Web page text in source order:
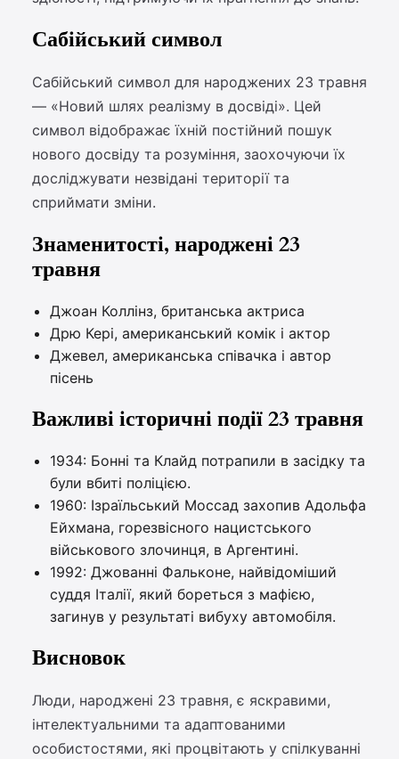
Сабійський символ
Сабійський символ для народжених 23 травня
— «Новий шлях реалізму в досвіді». Цей
символ відображає їхній постійний пошук
нового досвіду та розуміння, заохочуючи їх
досліджувати незвідані території та
сприймати зміни.
Знаменитості, народжені 23
травня
Джоан Коллінз, британська актриса
Дрю Кері, американський комік і актор
Джевел, американська співачка і автор
пісень
Важливі історичні події 23 травня
1934: Бонні та Клайд потрапили в засідку та
були вбиті поліцією.
1960: Ізраїльський Моссад захопив Адольфа
Ейхмана, горезвісного нацистського
військового злочинця, в Аргентині.
1992: Джованні Фальконе, найвідоміший
суддя Італії, який бореться з мафією,
загинув у результаті вибуху автомобіля.
Висновок
Люди, народжені 23 травня, є яскравими,
інтелектуальними та адаптованими
особистостями, які процвітають у спілкуванні